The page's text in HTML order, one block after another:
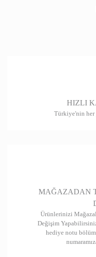
yetersiz gördüğünüz noktaları
Ürün fiyatı diğer sitelerden daha
HIZLI
Türkiye'nin her
MAĞAZADAN
Ürünlerinizi
Değişim
hediye notu